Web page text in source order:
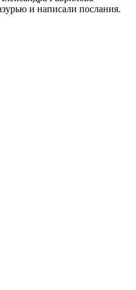
и написали послания.